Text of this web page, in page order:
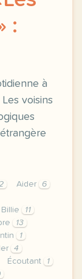
:
à
voisins
Aider
6
Billie
11
13
1
4
Écoutant
1